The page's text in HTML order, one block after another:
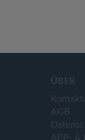
ÜBER
AGB
APP- &